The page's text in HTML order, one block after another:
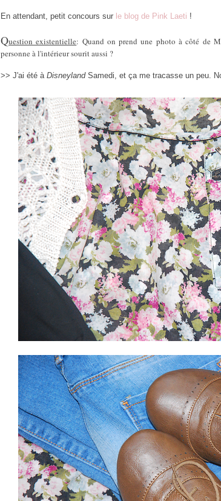
En attendant, petit concours sur le blog de Pink Laeti !
Question existentielle: Quand on prend une photo à côté de
personne à l'intérieur sourit aussi ?
>> J'ai été à DisneylandSamedi, et ça me tracasse un peu.